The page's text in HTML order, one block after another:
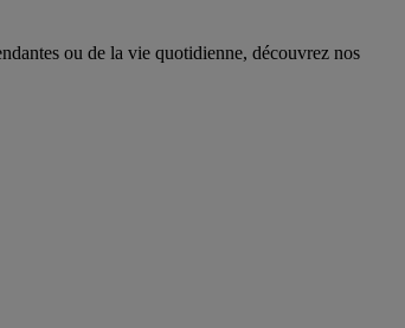
ou de la vie quotidienne, découvrez nos